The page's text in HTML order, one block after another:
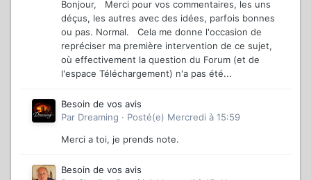
Bonjour, Merci pour vos commentaires, les uns
déçus, les autres avec des idées, parfois bonnes
ou pas. Normal. Cela me donne l'occasion de
repréciser ma première intervention de ce sujet,
où effectivement la question du Forum (et de
l'espace Téléchargement) n'a pas été...
Besoin de vos avis
Par Dreaming · Posté(e) Mercredi à 15:59
Merci a toi, je prends note.
Besoin de vos avis